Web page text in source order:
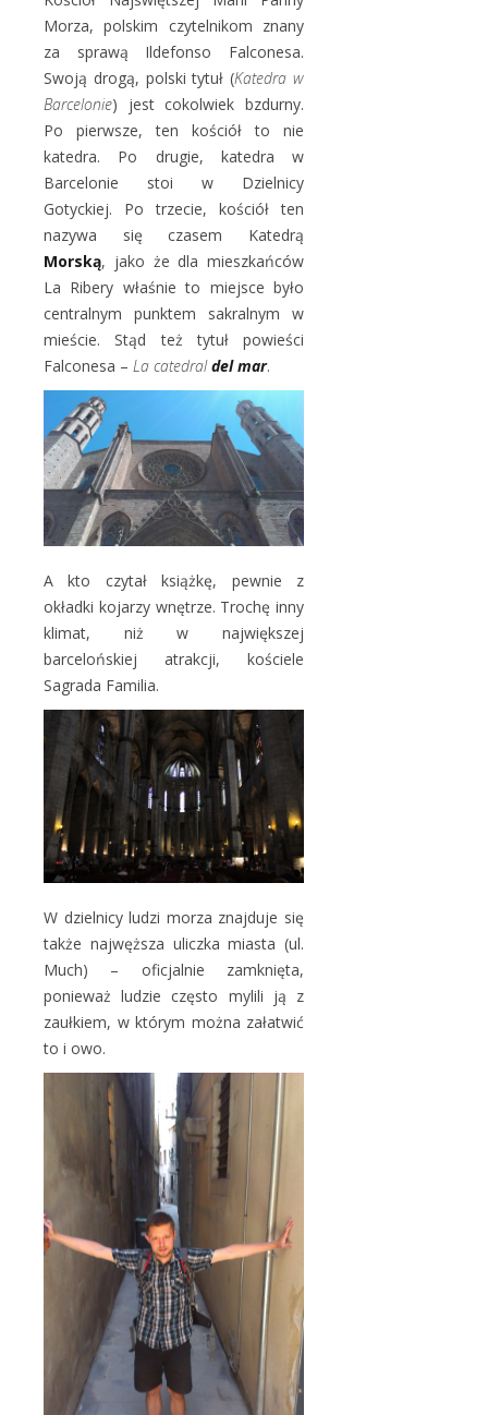
Morza, polskim czytelnikom znany
za sprawą Ildefonso Falconesa.
Swoją drogą, polski tytuł (Katedra w
Barcelonie) jest cokolwiek bzdurny.
Po pierwsze, ten kościół to nie
katedra. Po drugie, katedra w
Barcelonie stoi w Dzielnicy
Gotyckiej. Po trzecie, kościół ten
nazywa się czasem Katedrą
Morską, jako że dla mieszkańców
La Ribery właśnie to miejsce było
centralnym punktem sakralnym w
mieście. Stąd też tytuł powieści
Falconesa – La catedraldel mar.
A kto czytał książkę, pewnie z
okładki kojarzy wnętrze. Trochę inny
klimat, niż w największej
barcelońskiej atrakcji, kościele
Sagrada Familia.
W dzielnicy ludzi morza znajduje się
także najwęższa uliczka miasta (ul.
Much) – oficjalnie zamknięta,
ponieważ ludzie często mylili ją z
zaułkiem, w którym można załatwić
to i owo.